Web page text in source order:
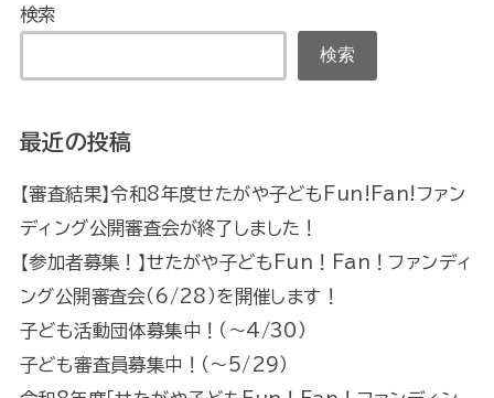
検索
検索
最近の投稿
【審査結果】令和8年度せたがや子どもFun!Fan!ファン
ディング公開審査会が終了しました！
【参加者募集！】せたがや子どもFun！Fan！ファンディ
ング公開審査会（6/28）を開催します！
子ども活動団体募集中！（～4/30）
子ども審査員募集中！（～5/29）